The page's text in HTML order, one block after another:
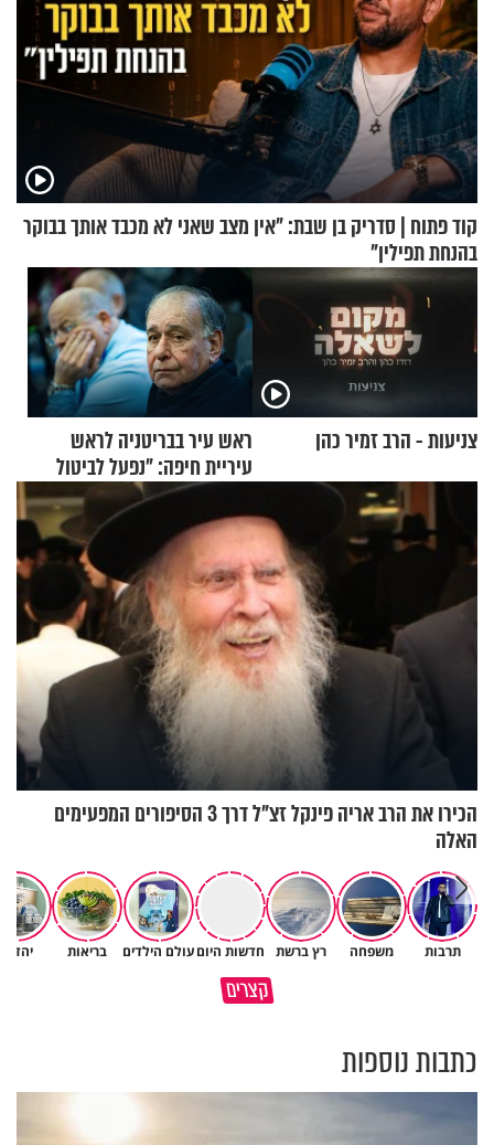
קוד פתוח | סדריק בן שבת: "אין מצב שאני לא מכבד אותך בבוקר
בהנחת תפילין"
צניעות - הרב זמיר כהן
ראש עיר בבריטניה לראש
עיריית חיפה: ״נפעל לביטול
ברית הערים התאומות״
הכירו את הרב אריה פינקל זצ"ל דרך 3 הסיפורים המפעימים
האלה
תרבות משפחה רץ ברשת חדשות היוםעולם הילדים בריאות יהדות
קצרים
אין רע אצל אף אחד - תמיד
תום עוז: "אם הייתי אתאיסט,
כתבות נוספות